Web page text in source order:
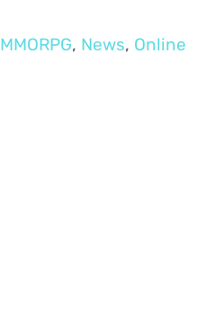
MMORPG, News, Online